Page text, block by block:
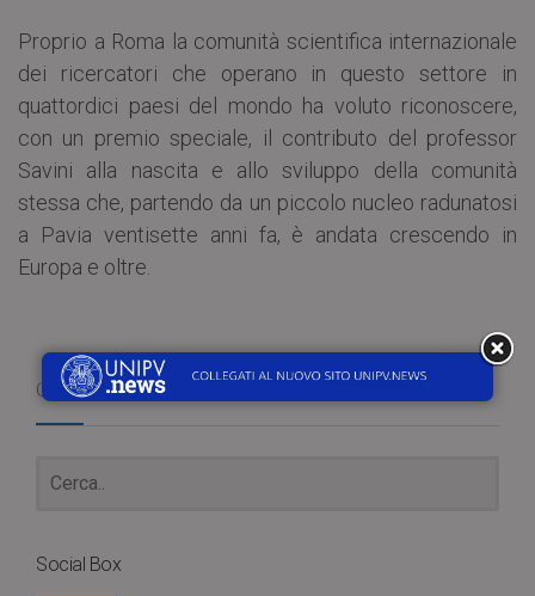
Proprio a Roma la comunità scientifica internazionale
dei ricercatori che operano in questo settore in
quattordici paesi del mondo ha voluto riconoscere,
con un premio speciale, il contributo del professor
Savini alla nascita e allo sviluppo della comunità
stessa che, partendo da un piccolo nucleo radunatosi
a Pavia ventisette anni fa, è andata crescendo in
Europa e oltre.
Cerca
Social Box